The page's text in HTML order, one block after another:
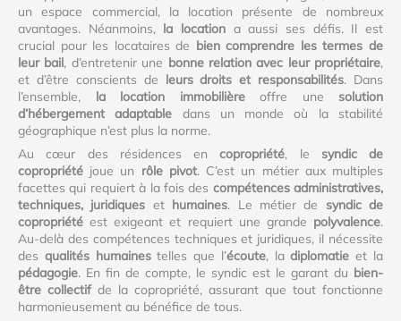
un espace commercial, la location présente de nombreux
avantages. Néanmoins, la location a aussi ses défis. Il est
crucial pour les locataires de bien comprendre les termes de
leur bail, d’entretenir une bonne relation avec leur propriétaire,
et d’être conscients de leurs droits et responsabilités. Dans
l’ensemble, la location immobilièreoffre une solution
d’hébergement adaptable dans un monde où la stabilité
géographique n’est plus la norme.
Au cœur des résidences encopropriété, le syndic de
copropriété joue un rôle pivot. C’est un métier aux multiples
facettes qui requiert à la fois des compétences administratives,
techniques, juridiques et humaines. Le métier de syndic de
copropriété est exigeant et requiert une grande polyvalence.
Au-delà des compétences techniques et juridiques, il nécessite
des qualités humainestelles que l’écoute, ladiplomatie et la
pédagogie. En fin de compte, le syndic est le garant du bien-
être collectifde la copropriété, assurant que tout fonctionne
harmonieusement au bénéfice de tous.